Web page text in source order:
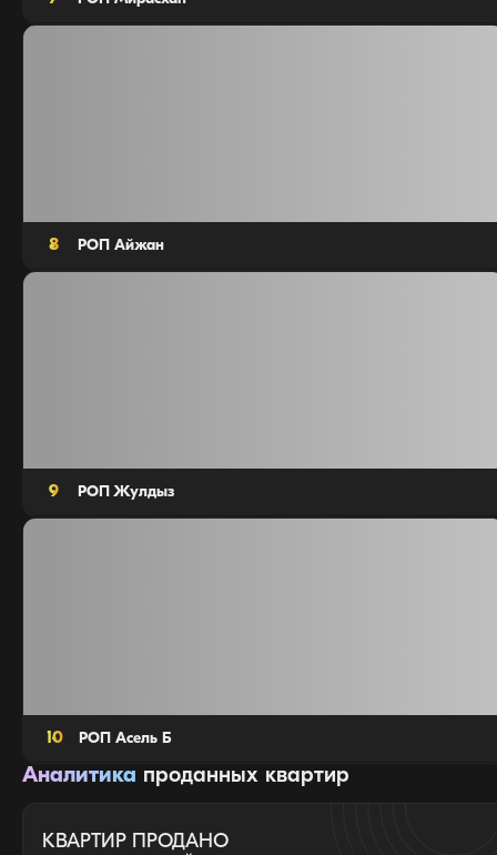
8 РОП Айжан
9 РОП Жулдыз
10 РОП Асель Б
Аналитика проданных квартир
КВАРТИР ПРОДАНО